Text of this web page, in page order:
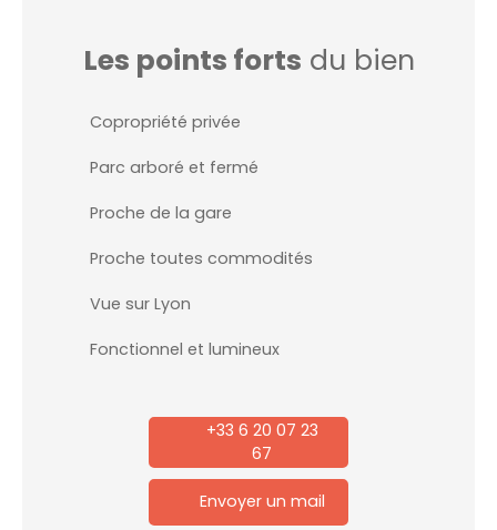
Les points forts du bien
Copropriété privée
Parc arboré et fermé
Proche de la gare
Proche toutes commodités
Vue sur Lyon
Fonctionnel et lumineux
+33 6 20 07 23
67
Envoyer un mail